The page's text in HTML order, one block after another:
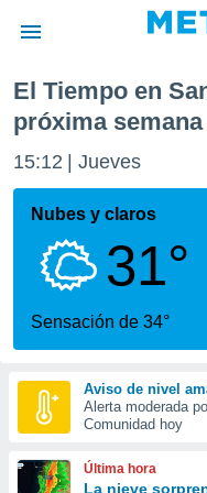
de
para
la
calidad.
a este
forma
digital
basada
El Tiempo en
próxima semana
15:12 Jueves
Nubes y claros
31°
Sensación de 34°
Aviso de nivel
Alerta moderada
Comunidad hoy
Última hora
La nieve